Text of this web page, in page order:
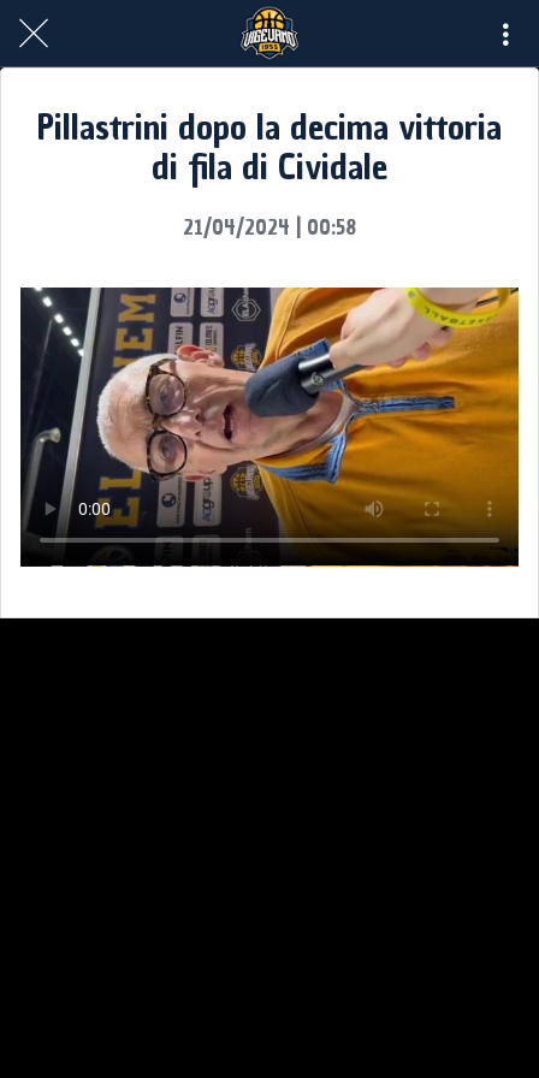
Pillastrini dopo la decima vittoria
di fila di Cividale
21/04/2024 | 00:58